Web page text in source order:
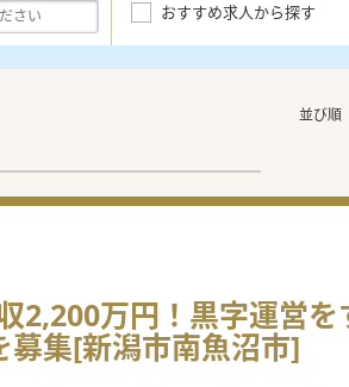
おすすめ求人から探す
並び順
2,200万円！黒字運営
募集[新潟市南魚沼市]